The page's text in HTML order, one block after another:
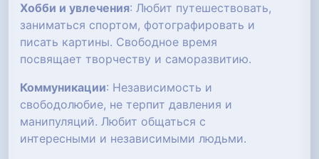
Хобби и увлечения: Любит путешествовать,
заниматься спортом, фотографировать и
писать картины. Свободное время
посвящает творчеству и саморазвитию.
Коммуникации: Независимость и
свободолюбие, не терпит давления и
манипуляций. Любит общаться с
интересными и независимыми людьми.